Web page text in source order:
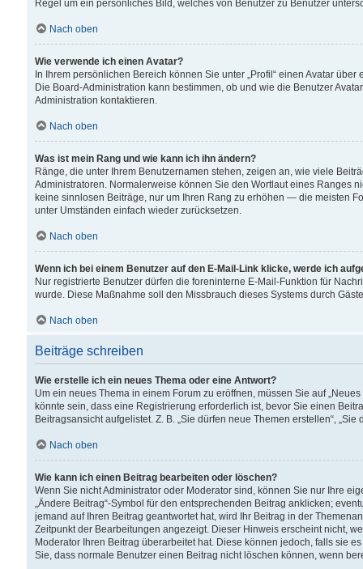
Regel um ein persönliches Bild, welches von Benutzer zu Benutzer
Nach oben
Wie verwende ich einen Avatar?
In Ihrem persönlichen Bereich können Sie unter „Profil“ einen Avatar
Die Board-Administration kann bestimmen, ob und wie die Benutzer
Administration kontaktieren.
Nach oben
Was ist mein Rang und wie kann ich ihn ändern?
Ränge, die unter Ihrem Benutzernamen stehen, zeigen an, wie viele
Administratoren. Normalerweise können Sie den Wortlaut eines Ranges
keine sinnlosen Beiträge, nur um Ihren Rang zu erhöhen — die meisten
unter Umständen einfach wieder zurücksetzen.
Nach oben
Wenn ich bei einem Benutzer auf den E-Mail-Link klicke, werde ich
Nur registrierte Benutzer dürfen die foreninterne E-Mail-Funktion für
wurde. Diese Maßnahme soll den Missbrauch dieses Systems durch
Nach oben
Beiträge schreiben
Wie erstelle ich ein neues Thema oder eine Antwort?
Um ein neues Thema in einem Forum zu eröffnen, müssen Sie auf
könnte sein, dass eine Registrierung erforderlich ist, bevor Sie einen
Beitragsansicht aufgelistet. Z. B. „Sie dürfen neue Themen erstellen“,
Nach oben
Wie kann ich einen Beitrag bearbeiten oder löschen?
Wenn Sie nicht Administrator oder Moderator sind, können Sie nur Ihre
„Ändere Beitrag“-Symbol für den entsprechenden Beitrag anklicken;
jemand auf Ihren Beitrag geantwortet hat, wird Ihr Beitrag in der
Zeitpunkt der Bearbeitungen angezeigt. Dieser Hinweis erscheint nicht,
Moderator Ihren Beitrag überarbeitet hat. Diese können jedoch, falls sie
Sie, dass normale Benutzer einen Beitrag nicht löschen können, wenn